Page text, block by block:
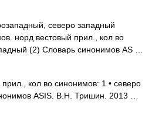
северо западный
норд вестовый прил., кол во
(2) Словарь синонимов AS …
кол во синонимов: 1 • северо
ASIS. В.Н. Тришин. 2013 …